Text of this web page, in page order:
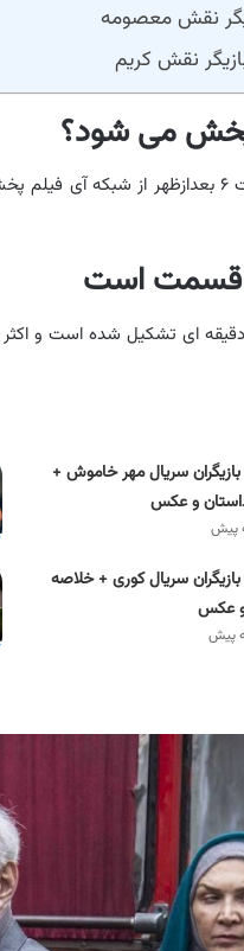
نقش معصومه
نقش کریم
پخش می شود؟
قسمت است
سریال از ۳۵ قسمت ۵۰ دقیقه ای
بازیگران سریال مهر خاموش +
و عکس
بازیگران سریال کوری + خلاصه
و عکس